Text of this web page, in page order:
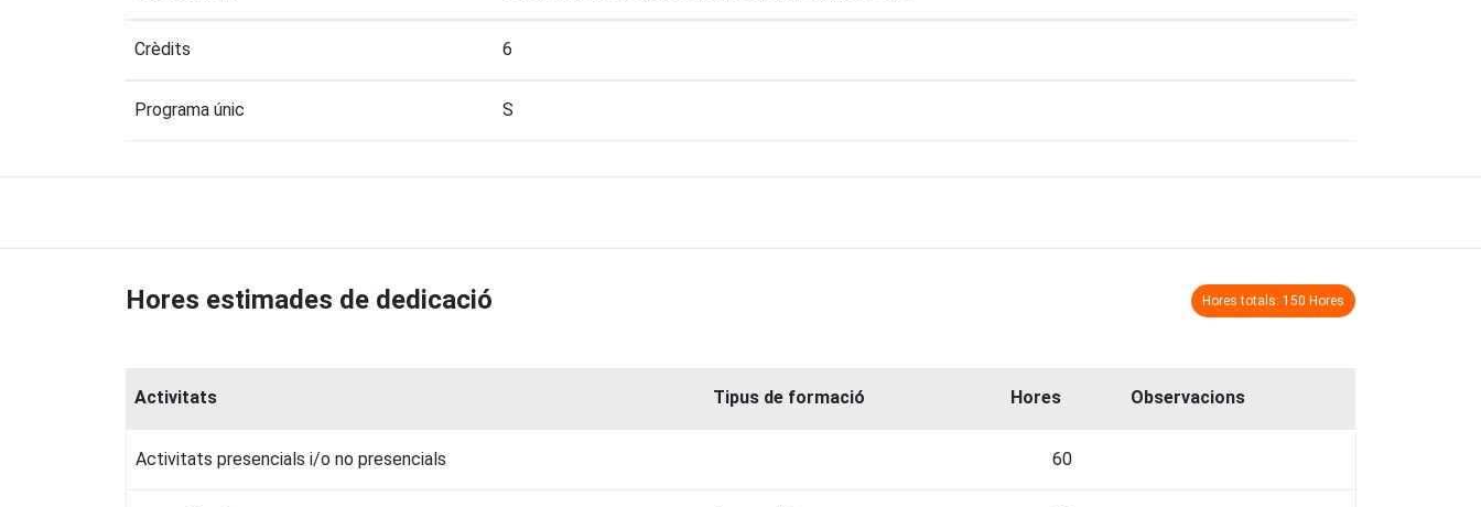
Crèdits 6
Programa únic S
Hores estimades de dedicació Hores totals: 150 Hores
Activitats Tipus de formació Hores Observacions
Activitats presencials i/o no presencials 60